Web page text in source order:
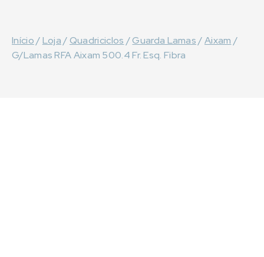
Início/Loja /Quadriciclos /Guarda Lamas /Aixam /
G/Lamas RFA Aixam 500.4 Fr. Esq. Fibra